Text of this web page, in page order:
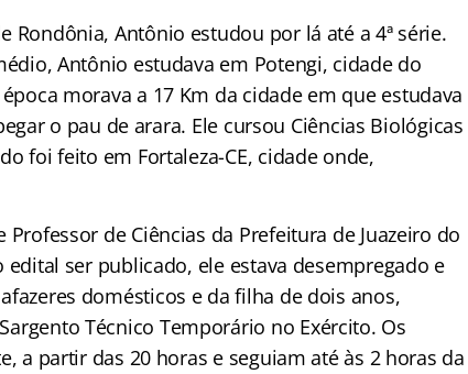
Rondônia, Antônio estudou por lá até a 4ª série.
Antônio estudava em Potengi, cidade do
morava a 17 Km da cidade em que estudava
o pau de arara. Ele cursou Ciências Biológicas
foi feito em Fortaleza-CE, cidade onde,
de Ciências da Prefeitura de Juazeiro do
ser publicado, ele estava desempregado e
domésticos e da filha de dois anos,
Técnico Temporário no Exército. Os
a partir das 20 horas e seguiam até às 2 horas da